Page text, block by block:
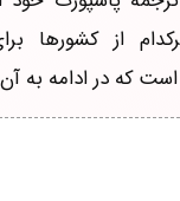
از کشورها
که در ادامه به